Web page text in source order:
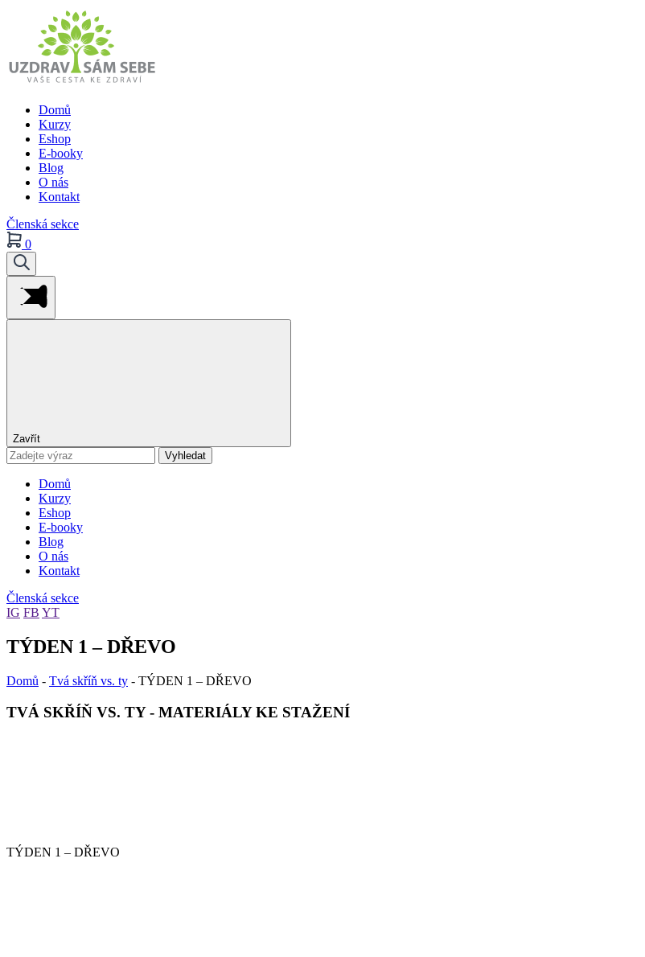
Domů
Kurzy
Eshop
E-booky
Blog
O nás
Kontakt
Členská sekce
0
Zavřít
Vyhledat
Domů
Kurzy
Eshop
E-booky
Blog
O nás
Kontakt
Členská sekce
IG FB YT
TÝDEN 1 – DŘEVO
Domů - Tvá skříň vs. ty - TÝDEN 1 – DŘEVO
TVÁ SKŘÍŇ VS. TY - MATERIÁLY KE STAŽENÍ
TÝDEN 1 – DŘEVO